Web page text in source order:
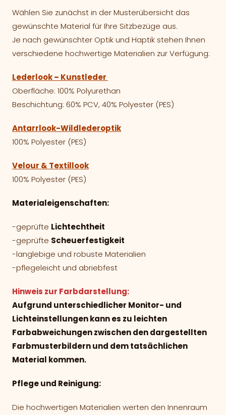
Wählen Sie zunächst in der Musterübersicht das
gewünschte Material für Ihre Sitzbezüge aus.
Je nach gewünschter Optik und Haptik stehen Ihnen
verschiedene hochwertige Materialien zur Verfügung:
Lederlook – Kunstleder
Oberfläche: 100% Polyurethan
Beschichtung: 60% PCV, 40% Polyester (PES)
Antarrlook-Wildlederoptik
100% Polyester (PES)
Velour & Textillook
100% Polyester (PES)
Materialeigenschaften:
-geprüfte Lichtechtheit
-geprüfte Scheuerfestigkeit
-langlebige und robuste Materialien
-pflegeleicht und abriebfest
Hinweis zur Farbdarstellung:
Aufgrund unterschiedlicher Monitor- und
Lichteinstellungen kann es zu leichten
Farbabweichungen zwischen den dargestellten
Farbmusterbildern und dem tatsächlichen
Material kommen.
Pflege und Reinigung:
Die hochwertigen Materialien werten den Innenraum